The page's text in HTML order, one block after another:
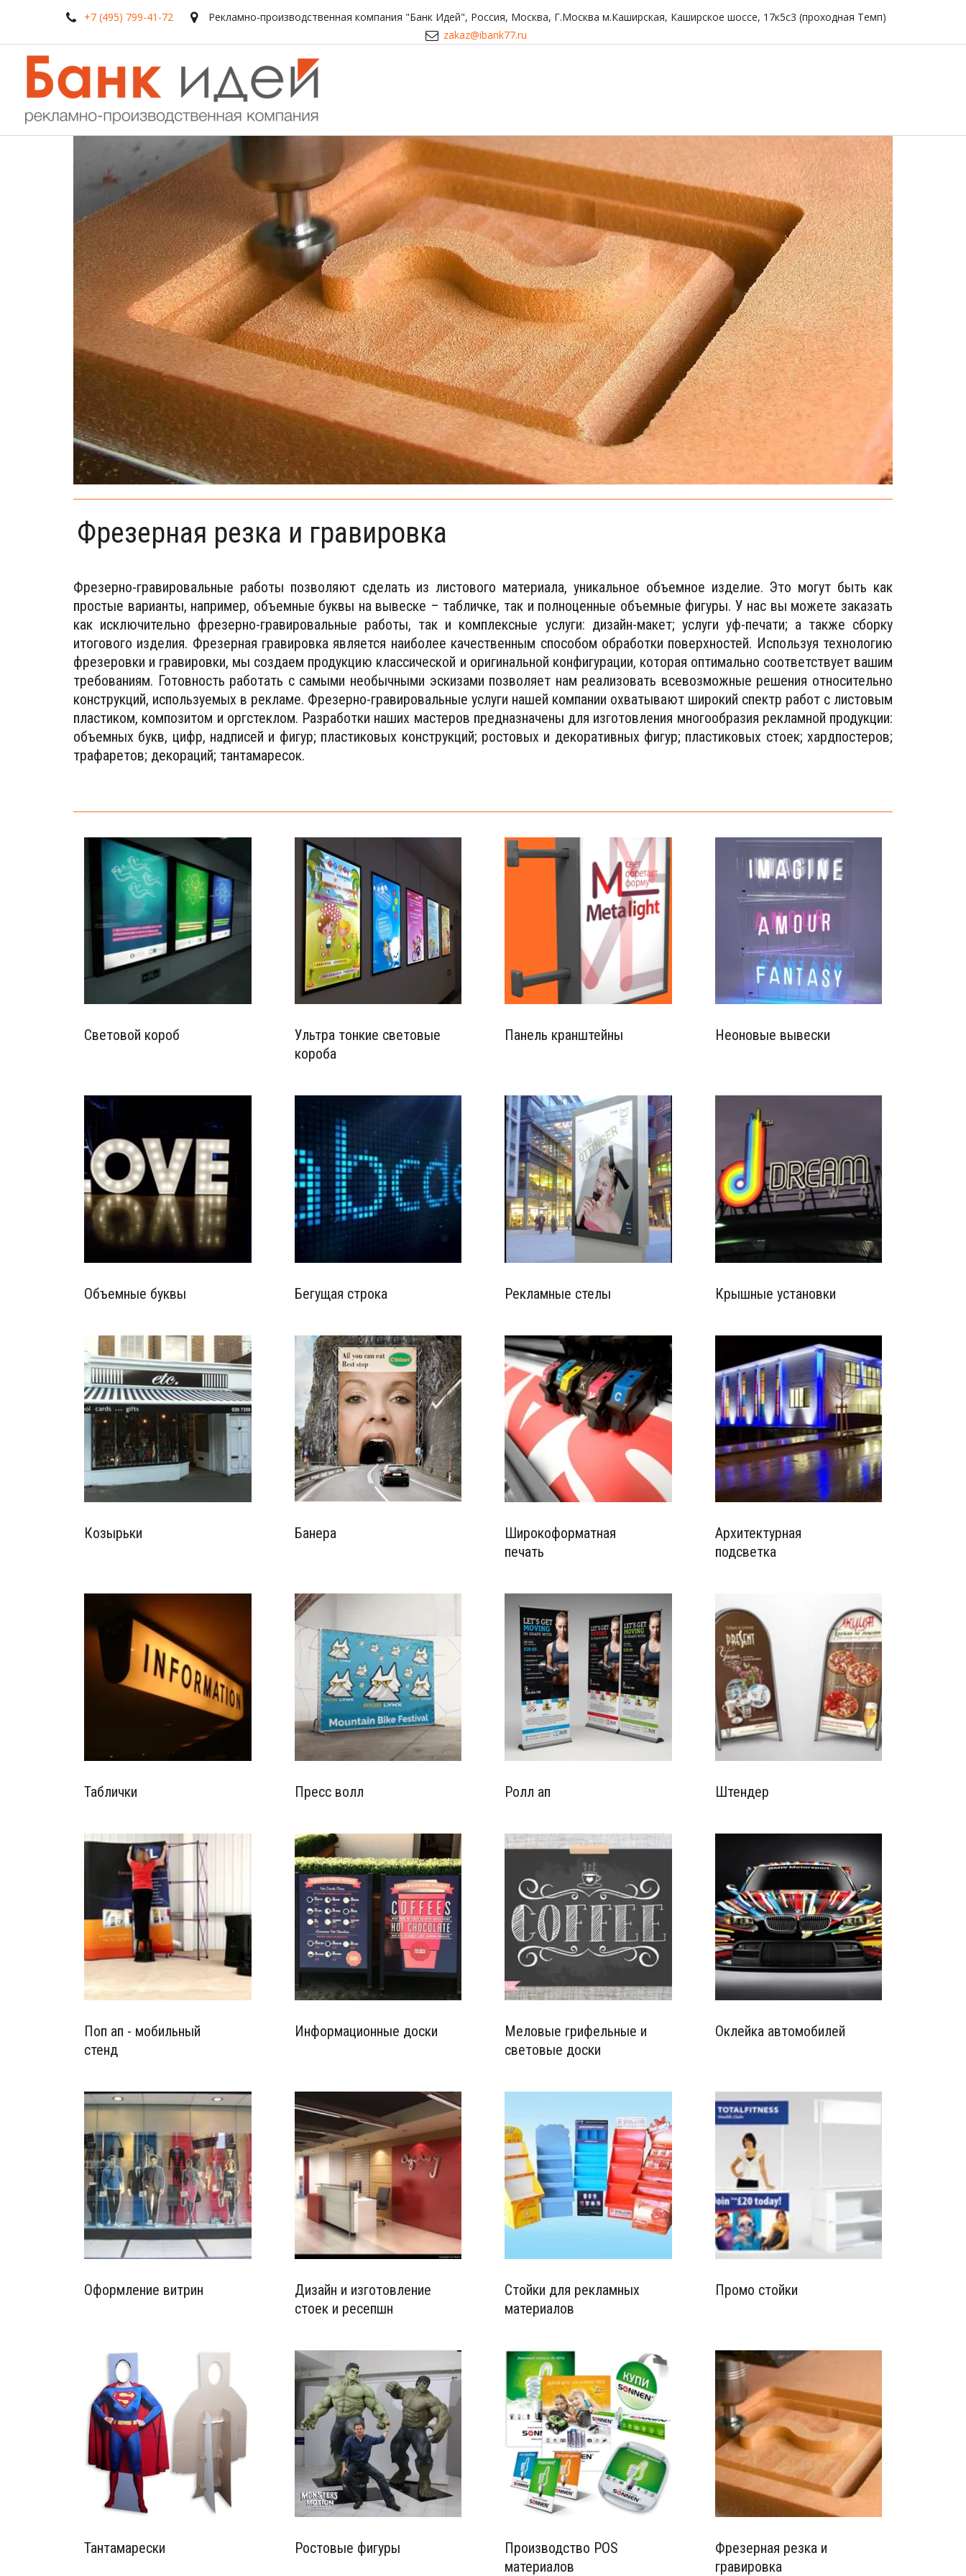
+7 (495) 799-41-72 Рекламно-производственная компания "Банк Идей", Россия, Москва, Г.Москва м.Каширская, Каширское шоссе, 17к5с3 (проходная Темп)
zakaz@ibank77.ru
Фрезерная резка и гравировка
Фрезерно-гравировальные работы позволяют сделать из листового материала, уникальное объемное изделие. Это могут быть как
простые варианты, например, объемные буквы на вывеске – табличке, так и полноценные объемные фигуры. У нас вы можете заказать
как исключительно фрезерно-гравировальные работы, так и комплексные услуги: дизайн-макет; услуги уф-печати; а также сборку
итогового изделия. Фрезерная гравировка является наиболее качественным способом обработки поверхностей. Используя технологию
фрезеровки и гравировки, мы создаем продукцию классической и оригинальной конфигурации, которая оптимально соответствует вашим
требованиям. Готовность работать с самыми необычными эскизами позволяет нам реализовать всевозможные решения относительно
конструкций, используемых в рекламе. Фрезерно-гравировальные услуги нашей компании охватывают широкий спектр работ с листовым
пластиком, композитом и оргстеклом. Разработки наших мастеров предназначены для изготовления многообразия рекламной продукции:
объемных букв, цифр, надписей и фигур; пластиковых конструкций; ростовых и декоративных фигур; пластиковых стоек; хардпостеров;
трафаретов; декораций; тантамаресок.
Световой короб
Ультра тонкие световые
короба
Панель кранштейны Неоновые вывески
Объемные буквы Бегущая строка Рекламные стелы Крышные установки
Козырьки Банера
Широкоформатная
печать
Архитектурная
подсветка
Таблички Пресс волл Ролл ап Штендер
Поп ап - мобильный
стенд
Информационные доски
Меловые грифельные и
световые доски
Оклейка автомобилей
Оформление витрин
Дизайн и изготовление
стоек и ресепшн
Стойки для рекламных
материалов
Промо стойки
Тантамарески Ростовые фигуры
Производство POS
материалов
Фрезерная резка и
гравировка